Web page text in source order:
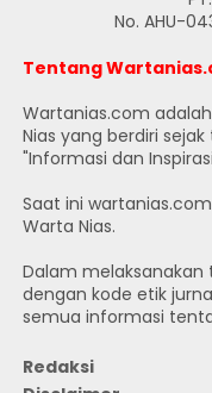
No. AHU-
Tentang
Wartanias.com
Nias yang berdiri
"Informasi dan
Saat ini
Warta Nias.
Dalam
dengan kode etik
semua informasi
Redaksi